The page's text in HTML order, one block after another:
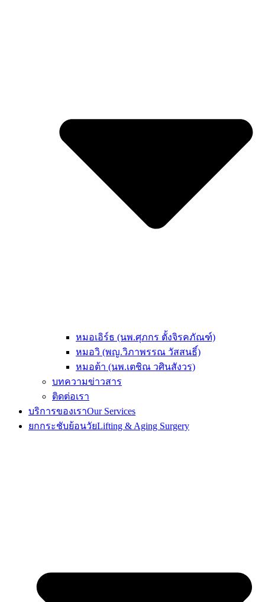
หมอเอิร์ธ (นพ.ศุภกร ตั้งจิรคภัณฑ์)
หมอวิ (พญ.วิภาพรรณ วัสสนธิ์)
หมอต้า (นพ.เตชิณ วศินสังวร)
บทความข่าวสาร
ติดต่อเรา
บริการของเราOur Services
ยกกระชับย้อนวัยLifting & Aging Surgery